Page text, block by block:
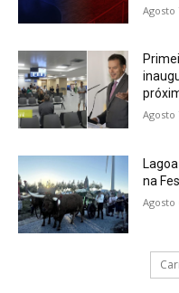
Agosto
Agosto
na
Agosto